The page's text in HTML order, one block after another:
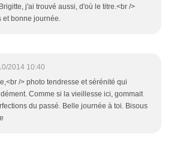
j'ai trouvé aussi, d'où le titre.<br />
et bonne journée.
2014 10:40
/> photo tendresse et sérénité qui
Comme si la vieillesse ici, gommait
du passé. Belle journée à toi. Bisous